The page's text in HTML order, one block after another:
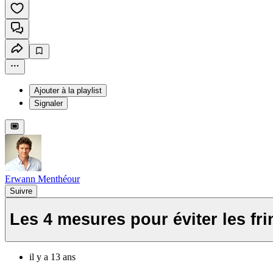
Ajouter à la playlist
Signaler
Erwann Menthéour
Suivre
Les 4 mesures pour éviter les
il y a 13 ans